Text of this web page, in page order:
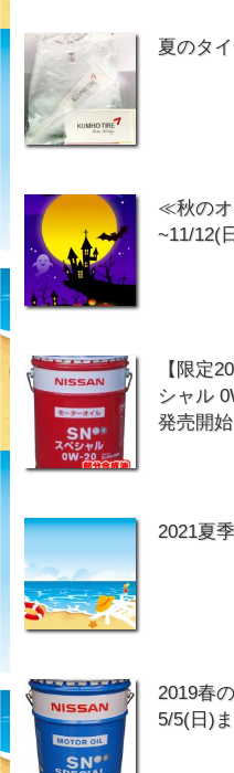
夏のタ
≪秋のオ
~11/12(
【限定
シャル
発売開始
2021夏
2019春
5/5(日)